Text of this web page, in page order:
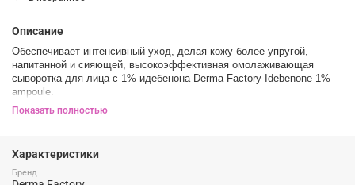
Описание
Обеспечивает интенсивный уход, делая кожу более упругой,
напитанной и сияющей, высокоэффективная омолаживающая
сыворотка для лица с 1% идебенона Derma Factory Idebenone 1%
ampoule.
Идебенон - функциональный ингредиент для разглаживания
Эффект:
Показать полностью
Характеристики
Бренд